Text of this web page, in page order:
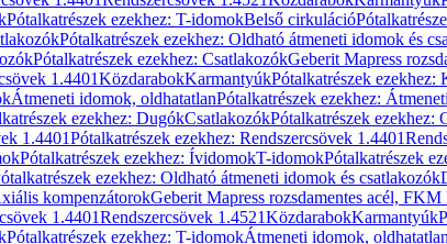
Pótalkatrészek ezekhez: T-idomokBelső cirkuláció
Pótalkatrészek ezekhez: Oldható átmeneti idomok és
Pótalkatrészek ezekhez: CsatlakozókGeberit Mapress
1.4401KözdarabokKarmantyúkPótalkatrészek ezekhez:
Átmeneti idomok, oldhatatlanPótalkatrészek ezekhez:
ezekhez: DugókCsatlakozókPótalkatrészek ezekhez:
1.4401Pótalkatrészek ezekhez: Rendszercsövek 1.4401
Pótalkatrészek ezekhez: ÍvidomokT-idomokPótalkatrészek
ezekhez: Oldható átmeneti idomok és csatlakozók
kompenzátorokGeberit Mapress rozsdamentes acél, FKM
1.4401Rendszercsövek 1.4521KözdarabokKarmantyúk
Pótalkatrészek ezekhez: T-idomokÁtmeneti idomok, oldhatatlan